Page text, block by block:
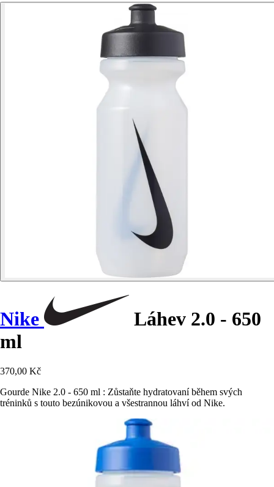
Nike
Láhev 2.0 - 650
ml
370,00 Kč
Gourde Nike 2.0 - 650 ml : Zůstaňte hydratovaní během svých
tréninků s touto bezúnikovou a všestrannou láhví od Nike.